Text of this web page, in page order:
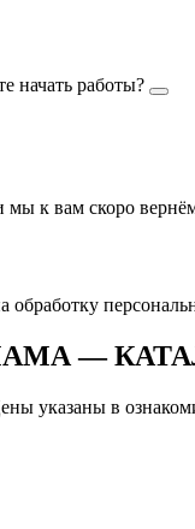
начать работы?
мы к вам скоро
—
указаны в